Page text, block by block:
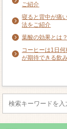
ご紹介
寝ると背中が痛
法をご紹介
葉酸の効果とは
コーヒーは1日
が期待できる飲